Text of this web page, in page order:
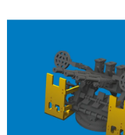
BARVY A POMŮCKY
PUBLIKACE